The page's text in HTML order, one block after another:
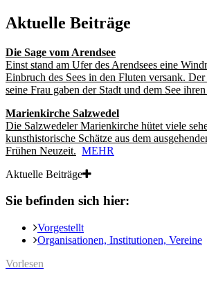
Aktuelle Beiträge
Die Sage vom Arendsee
Einst stand am Ufer des Arendsees eine
Einbruch des Sees in den Fluten versank.
seine Frau gaben der Stadt und dem See
Marienkirche Salzwedel
Die Salzwedeler Marienkirche hütet viele
kunsthistorische Schätze aus dem
Frühen Neuzeit. MEHR
Aktuelle Beiträge
Sie befinden sich hier:
Vorgestellt
Organisationen, Institutionen, Vereine
Vorlesen